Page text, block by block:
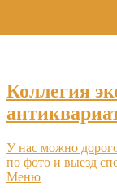
Коллегия
У нас можно
по фото и выезд
Меню